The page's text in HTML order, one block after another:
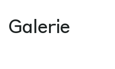
Galerie